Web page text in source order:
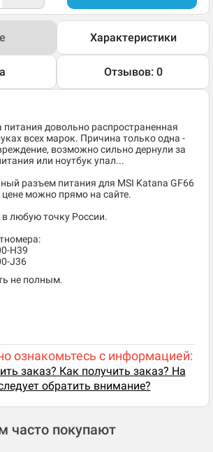
Характеристики
Отзывов: 0
довольно распространенная
всех марок. Причина только одна -
возможно сильно дернули за
или ноутбук упал...
разъем питания для MSI Katana GF66
цене можно прямо на сайте.
любую точку России.
H39
J36
не полным.
ознакомьтесь с информацией:
заказ? Как получить заказ? На
обратить внимание?
часто покупают